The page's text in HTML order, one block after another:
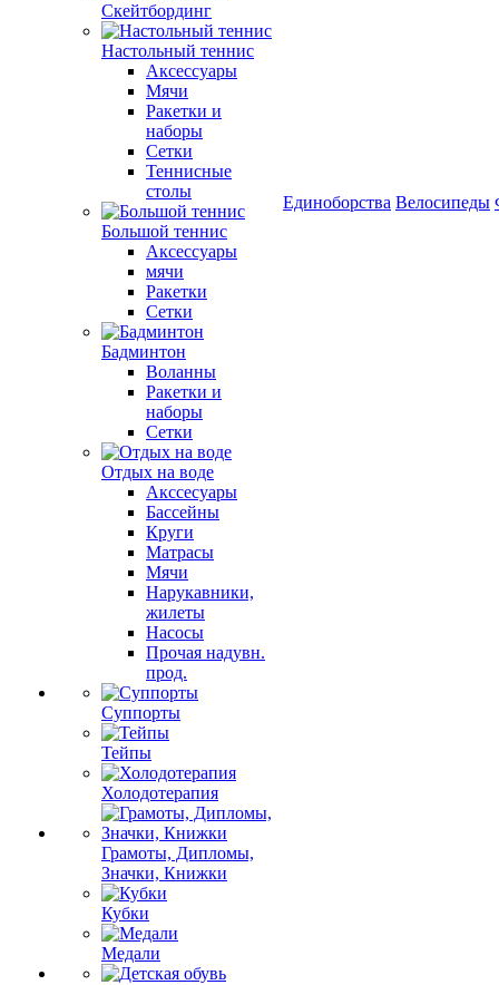
Скейтбординг
Настольный теннис
Аксессуары
Мячи
Ракетки и
наборы
Сетки
Теннисные
столы
Большой теннис
Аксессуары
мячи
Ракетки
Сетки
Бадминтон
Воланны
Ракетки и
наборы
Сетки
Отдых на воде
Акссесуары
Бассейны
Круги
Матрасы
Мячи
Нарукавники,
жилеты
Насосы
Прочая надувн.
прод.
Суппорты
Тейпы
Холодотерапия
Грамоты, Дипломы,
Значки, Книжки
Кубки
Медали
Единоборства Велосипеды